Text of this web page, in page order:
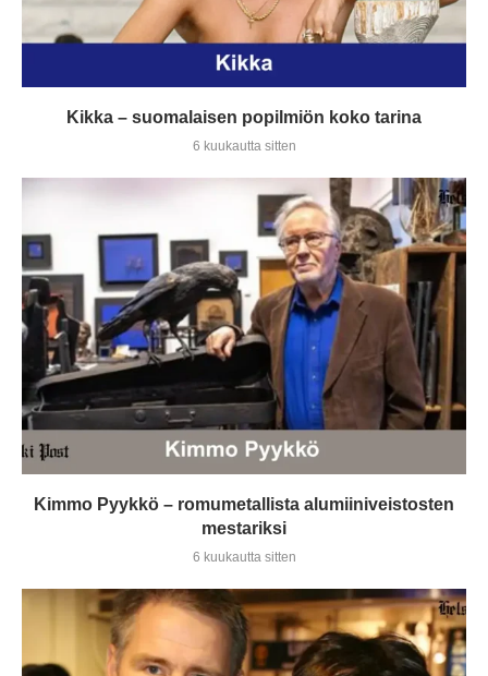
Kikka – suomalaisen popilmiön koko tarina
6 kuukautta sitten
Kimmo Pyykkö – romumetallista alumiiniveistosten
mestariksi
6 kuukautta sitten